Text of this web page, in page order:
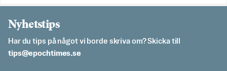
Nyhetstips
Har du tips på något vi borde skriva om? Skicka till
es.semithcope@spit